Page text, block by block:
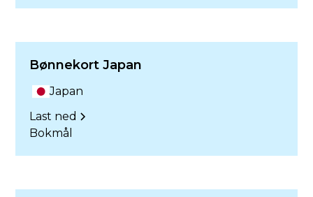
Bønnekort Japan
Japan
Last ned
Bokmål